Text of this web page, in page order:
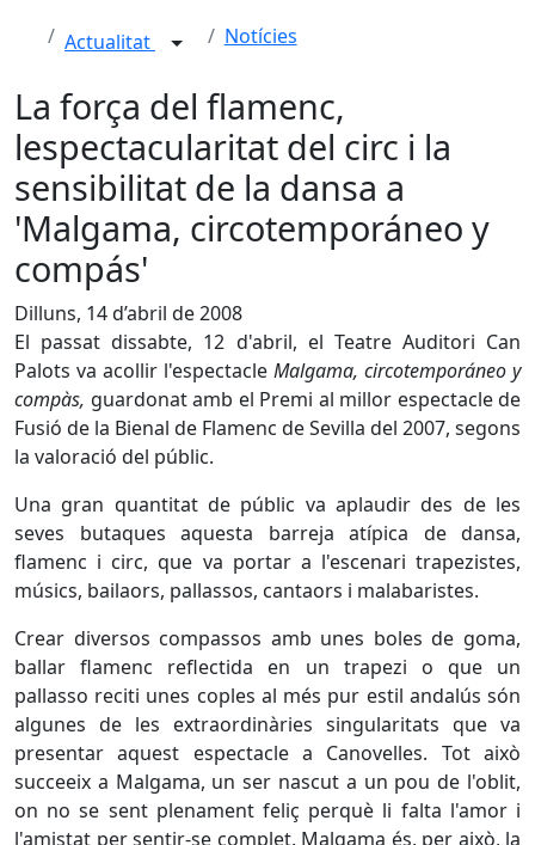
Actualitat Notícies
La força del flamenc,
lespectacularitat del circ i la
sensibilitat de la dansa a
'Malgama, circotemporáneo y
compás'
Dilluns, 14 d’abril de 2008
El passat dissabte, 12 d'abril, el Teatre Auditori Can
Palots va acollir l'espectacle Malgama, circotemporáneo y
compàs, guardonat amb el Premi al millor espectacle de
Fusió de la Bienal de Flamenc de Sevilla del 2007, segons
la valoració del públic.
Una gran quantitat de públic va aplaudir des de les
seves butaques aquesta barreja atípica de dansa,
flamenc i circ, que va portar a l'escenari trapezistes,
músics, bailaors, pallassos, cantaors i malabaristes.
Crear diversos compassos amb unes boles de goma,
ballar flamenc reflectida en un trapezi o que un
pallasso reciti unes coples al més pur estil andalús són
algunes de les extraordinàries singularitats que va
presentar aquest espectacle a Canovelles. Tot això
succeeix a Malgama, un ser nascut a un pou de l'oblit,
on no se sent plenament feliç perquè li falta l'amor i
l'amistat per sentir-se complet. Malgama és, per això, la